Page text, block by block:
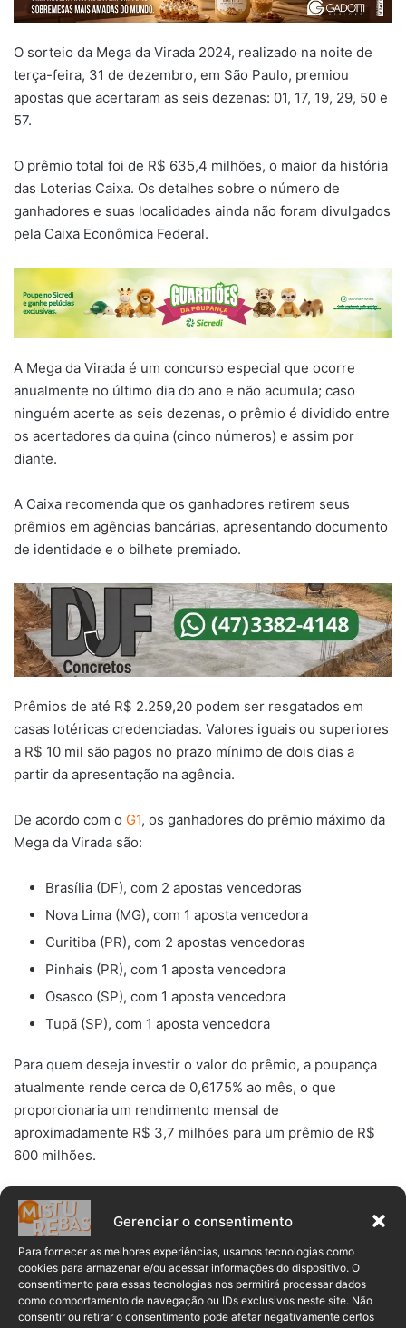
Gerenciar o consentimento
Para fornecer as melhores experiências, usamos tecnologias como
cookies para armazenar e/ou acessar informações do dispositivo. O
consentimento para essas tecnologias nos permitirá processar dados
como comportamento de navegação ou IDs exclusivos neste site. Não
consentir ou retirar o consentimento pode afetar negativamente certos
O sorteio da Mega da Virada 2024, realizado na noite de
terça-feira, 31 de dezembro, em São Paulo, premiou
apostas que acertaram as seis dezenas: 01, 17, 19, 29, 50 e
57.
O prêmio total foi de R$ 635,4 milhões, o maior da história
das Loterias Caixa. Os detalhes sobre o número de
ganhadores e suas localidades ainda não foram divulgados
pela Caixa Econômica Federal.
A Mega da Virada é um concurso especial que ocorre
anualmente no último dia do ano e não acumula; caso
ninguém acerte as seis dezenas, o prêmio é dividido entre
os acertadores da quina (cinco números) e assim por
diante.
A Caixa recomenda que os ganhadores retirem seus
prêmios em agências bancárias, apresentando documento
de identidade e o bilhete premiado.
Prêmios de até R$ 2.259,20 podem ser resgatados em
casas lotéricas credenciadas. Valores iguais ou superiores
a R$ 10 mil são pagos no prazo mínimo de dois dias a
partir da apresentação na agência.
De acordo com o G1, os ganhadores do prêmio máximo da
Mega da Virada são:
Brasília (DF), com 2 apostas vencedoras
Nova Lima (MG), com 1 aposta vencedora
Curitiba (PR), com 2 apostas vencedoras
Pinhais (PR), com 1 aposta vencedora
Osasco (SP), com 1 aposta vencedora
Tupã (SP), com 1 aposta vencedora
Para quem deseja investir o valor do prêmio, a poupança
atualmente rende cerca de 0,6175% ao mês, o que
proporcionaria um rendimento mensal de
aproximadamente R$ 3,7 milhões para um prêmio de R$
600 milhões.
LEIA TAMBÉM:
até dia 31 para jogar na Mega
da Virada; prêmio é de R$ 600
milhões